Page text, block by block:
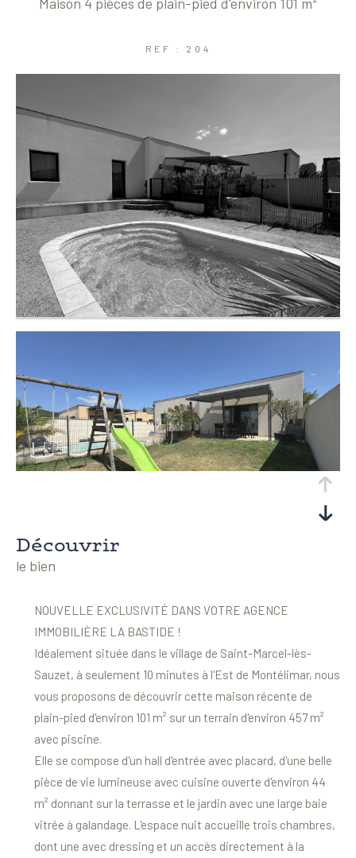
REF : 204
découvrir
le bien
NOUVELLE EXCLUSIVITÉ DANS VOTRE AGENCE
IMMOBILIÈRE LA BASTIDE !
Idéalement située dans le village de Saint-Marcel-lès-
Sauzet, à seulement 10 minutes à l'Est de Montélimar, nous
vous proposons de découvrir cette maison récente de
plain-pied d'environ 101 m² sur un terrain d'environ 457 m²
avec piscine.
Elle se compose d'un hall d'entrée avec placard, d'une belle
pièce de vie lumineuse avec cuisine ouverte d'environ 44
m² donnant sur la terrasse et le jardin avec une large baie
vitrée à galandage. L'espace nuit accueille trois chambres,
dont une avec dressing et un accès directement à la